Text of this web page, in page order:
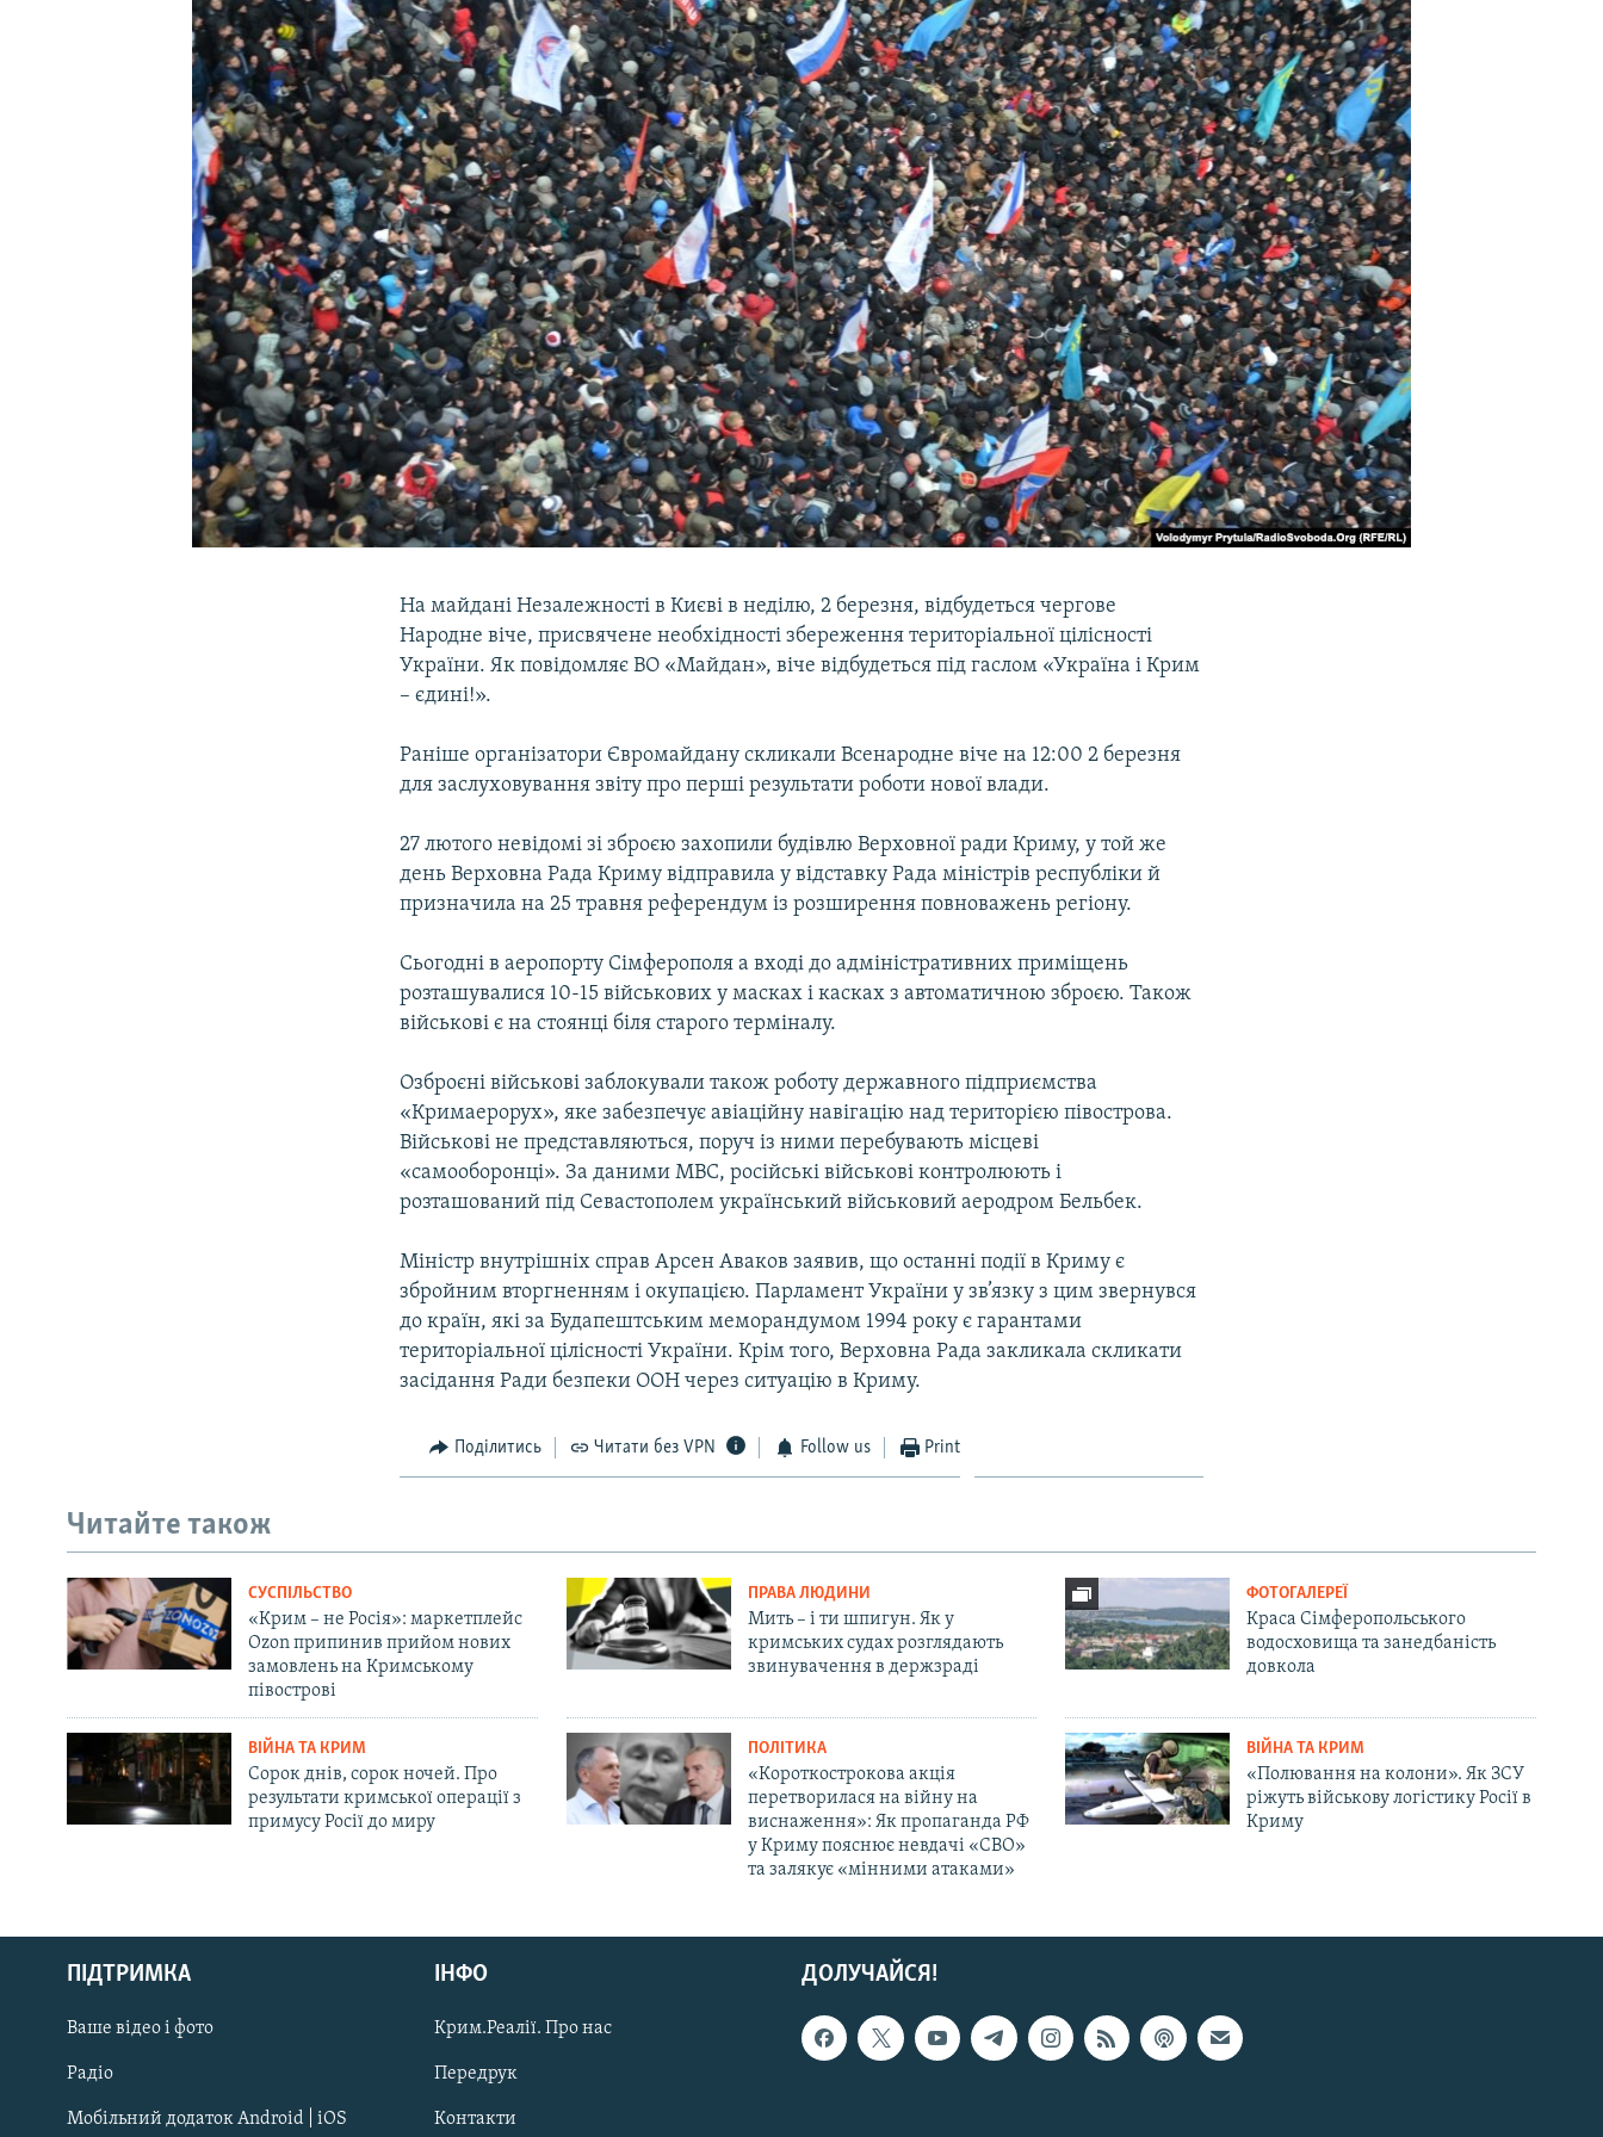
УКРАЇНСЬКА ПРОБЛЕМА КРИМУ
Русский
Qırımtatar
ДОЛУЧАЙСЯ!
На майдані Незалежності в Києві в неділю, 2 березня, відбудеться чергове
Народне віче, присвячене необхідності збереження територіальної цілісності
України. Як повідомляє ВО «Майдан», віче відбудеться під гаслом «Україна і Крим
– єдині!».
Раніше організатори Євромайдану скликали Всенародне віче на 12:00 2 березня
для заслуховування звіту про перші результати роботи нової влади.
27 лютого невідомі зі зброєю захопили будівлю Верховної ради Криму, у той же
день Верховна Рада Криму відправила у відставку Рада міністрів республіки й
призначила на 25 травня референдум із розширення повноважень регіону.
Сьогодні в аеропорту Сімферополя а вході до адміністративних приміщень
розташувалися 10-15 військових у масках і касках з автоматичною зброєю. Також
військові є на стоянці біля старого терміналу.
Озброєні військові заблокували також роботу державного підприємства
«Кримаерорух», яке забезпечує авіаційну навігацію над територією півострова.
Військові не представляються, поруч із ними перебувають місцеві
«самооборонці». За даними МВС, російські військові контролюють і
розташований під Севастополем український військовий аеродром Бельбек.
Міністр внутрішніх справ Арсен Аваков заявив, що останні події в Криму є
збройним вторгненням і окупацією. Парламент України у зв’язку з цим звернувся
до країн, які за Будапештським меморандумом 1994 року є гарантами
територіальної цілісності України. Крім того, Верховна Рада закликала скликати
засідання Ради безпеки ООН через ситуацію в Криму.
Поділитись Читати без VPN Follow us Print
Читайте також
СУСПІЛЬСТВО
«Крим – не Росія»: маркетплейс
Ozon припинив прийом нових
замовлень на Кримському
півострові
ПРАВА ЛЮДИНИ
Мить – і ти шпигун. Як у
кримських судах розглядають
звинувачення в держзраді
ФОТОГАЛЕРЕЇ
Краса Сімферопольського
водосховища та занедбаність
довкола
ВІЙНА ТА КРИМ
Сорок днів, сорок ночей. Про
результати кримської операції з
примусу Росії до миру
ПОЛІТИКА
«Короткострокова акція
перетворилася на війну на
виснаження»: Як пропаганда РФ
у Криму пояснює невдачі «СВО»
та залякує «мінними атаками»
ВІЙНА ТА КРИМ
«Полювання на колони». Як ЗСУ
ріжуть військову логістику Росії в
Криму
ДОЛУЧАЙСЯ!
ПІДТРИМКА
Ваше відео і фото
Радіо
Мобільний додаток Android | iOS
ІНФО
Крим.Реалії. Про нас
Передрук
Контакти